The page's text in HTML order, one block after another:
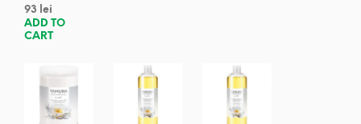
93
lei
ADD TO
CART